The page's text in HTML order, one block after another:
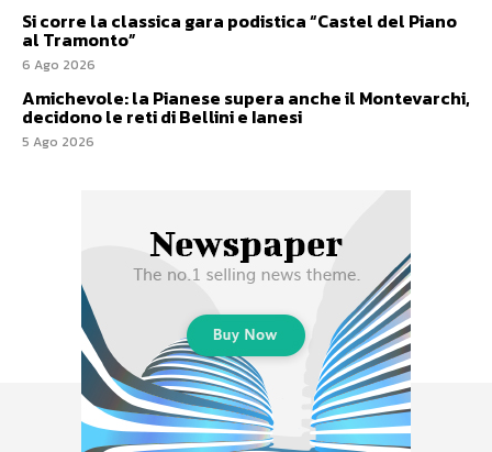
Si corre la classica gara podistica “Castel del Piano
al Tramonto”
6 Ago 2026
Amichevole: la Pianese supera anche il Montevarchi,
decidono le reti di Bellini e Ianesi
5 Ago 2026